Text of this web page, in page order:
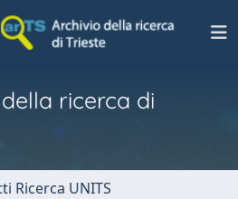
ricerca di
Ricerca UNITS